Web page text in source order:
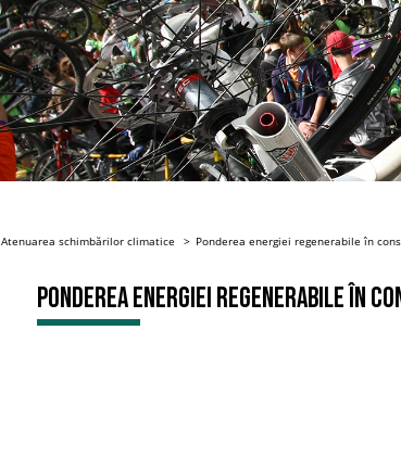
Atenuarea schimbărilor climatice Ponderea energiei regenerabile în
Ponderea energiei regenerabile în